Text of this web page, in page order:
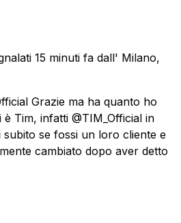
15 minuti fa dall' Milano,
Grazie ma ha quanto ho
Tim, infatti @TIM_Official in
subito se fossi un loro cliente e
cambiato dopo aver detto